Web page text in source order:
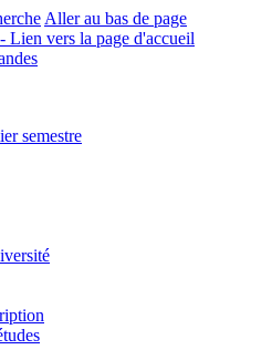
Aller au bas de page
semestre